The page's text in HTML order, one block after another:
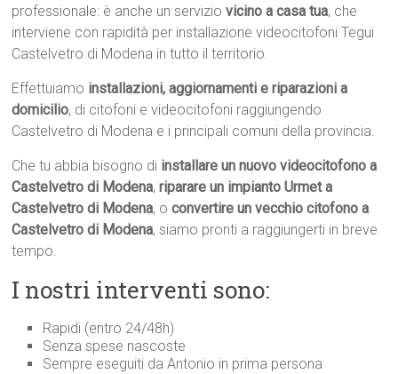
professionale: è anche un serviziovicino a casa tua, che
interviene con rapidità per installazione videocitofoni Tegui
Castelvetro di Modena in tutto il territorio.
Effettuiamo installazioni, aggiornamenti e riparazioni a
domicilio, di citofoni e videocitofoni raggiungendo
Castelvetro di Modena e i principali comuni della provincia.
Che tu abbia bisogno di installare un nuovo videocitofono a
Castelvetro di Modena,riparare un impianto Urmet a
Castelvetro di Modena, oconvertire un vecchio citofono a
Castelvetro di Modena, siamo pronti a raggiungerti in breve
tempo.
I nostri interventi sono:
Rapidi (entro 24/48h)
Senza spese nascoste
Sempre eseguiti da Antonio in prima persona